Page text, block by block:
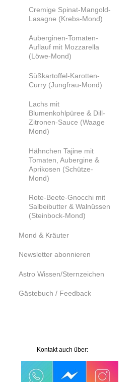
Cremige Spinat-Mangold-
Lasagne (Krebs-Mond)
Auberginen-Tomaten-
Auflauf mit Mozzarella
(Löwe-Mond)
Süßkartoffel-Karotten-
Curry (Jungfrau-Mond)
Lachs mit
Blumenkohlpüree & Dill-
Zitronen-Sauce (Waage
Mond)
Hähnchen Tajine mit
Tomaten, Aubergine &
Aprikosen (Schütze-
Mond)
Rote-Beete-Gnocchi mit
Salbeibutter & Walnüssen
(Steinbock-Mond)
Mond & Kräuter
Newsletter abonnieren
Astro Wissen/Sternzeichen
Gästebuch / Feedback
Kontakt auch über: